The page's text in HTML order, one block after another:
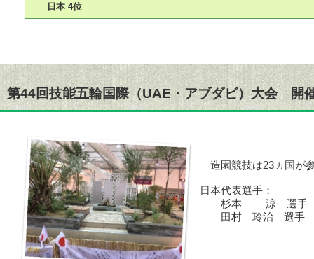
日本 4位
第44回技能五輪国際（UAE・アブダビ）大会 開
造園競技は23ヵ国が
日本代表選手：
杉本 涼 選手
田村 玲治 選手